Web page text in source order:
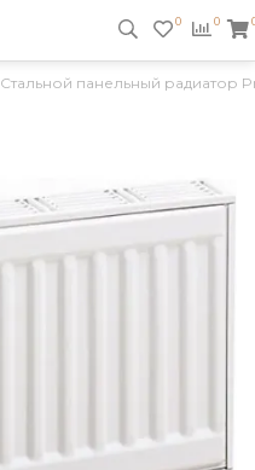
0 0
Стальной панельный радиатор